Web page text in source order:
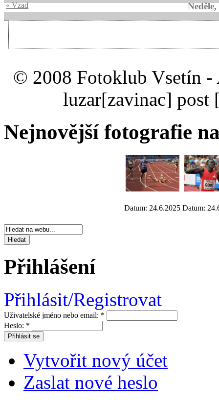
« Vzad
© 2008 Fotoklub Vsetín -
luzar[zavinac] post
Nejnovější fotografie
Datum: 24.6.2025 Datum:
Přihlášení
Přihlásit/Registrovat
Uživatelské jméno nebo email: *
Heslo: *
Vytvořit nový účet
Zaslat nové heslo